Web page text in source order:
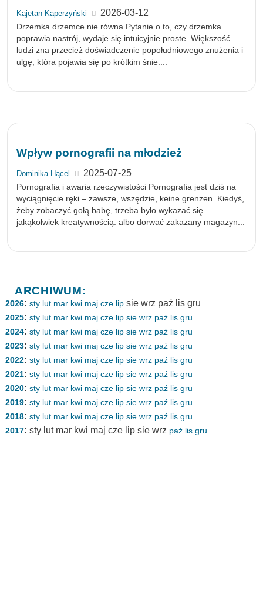
Kajetan Kaperzyński 2026-03-12
Drzemka drzemce nie równa Pytanie o to, czy drzemka
poprawia nastrój, wydaje się intuicyjnie proste. Większość
ludzi zna przecież doświadczenie popołudniowego znużenia i
ulgę, która pojawia się po krótkim śnie....
Wpływ pornografii na młodzież
Dominika Hącel 2025-07-25
Pornografia i awaria rzeczywistości Pornografia jest dziś na
wyciągnięcie ręki – zawsze, wszędzie, keine grenzen. Kiedyś,
żeby zobaczyć gołą babę, trzeba było wykazać się
jakąkolwiek kreatywnością: albo dorwać zakazany magazyn...
ARCHIWUM:
2026: sty lut mar kwi maj cze lip sie wrz paź lis gru
2025: sty lut mar kwi maj cze lip sie wrz paź lis gru
2024: sty lut mar kwi maj cze lip sie wrz paź lis gru
2023: sty lut mar kwi maj cze lip sie wrz paź lis gru
2022: sty lut mar kwi maj cze lip sie wrz paź lis gru
2021: sty lut mar kwi maj cze lip sie wrz paź lis gru
2020: sty lut mar kwi maj cze lip sie wrz paź lis gru
2019: sty lut mar kwi maj cze lip sie wrz paź lis gru
2018: sty lut mar kwi maj cze lip sie wrz paź lis gru
2017: sty lut mar kwi maj cze lip sie wrz paź lis gru